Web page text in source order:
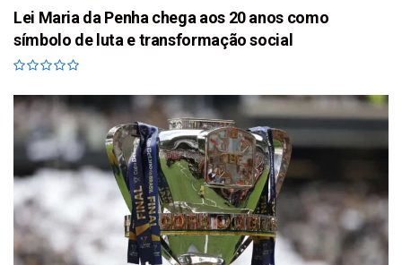
Lei Maria da Penha chega aos 20 anos como
símbolo de luta e transformação social